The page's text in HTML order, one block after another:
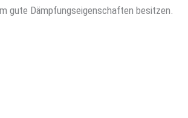
gute Dämpfungseigenschaften besitzen.